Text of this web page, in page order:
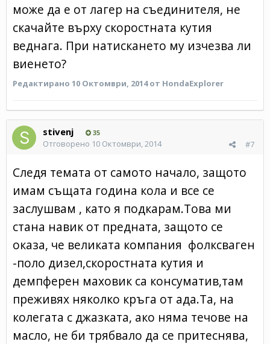
може да е от лагер на съединителя, не
скачайте върху скоростната кутия
веднага. При натискането му изчезва ли
виенето?
Редактирано 10 Октомври, 2014от HondaExplorer
stivenj 35
#7
Отговорено 10 Октомври, 2014
Следя темата от самото начало, защото
имам същата година кола и все се
заслушвам , като я подкарам.Това ми
стана навик от предната, защото се
оказа, че великата компания фолксваген
-поло дизел,скоростната кутия и
демпферен маховик са консуматив,там
преживях няколко кръга от ада.Та, на
колегата с джазката, ако няма течове на
масло, не би трябвало да се притеснява,